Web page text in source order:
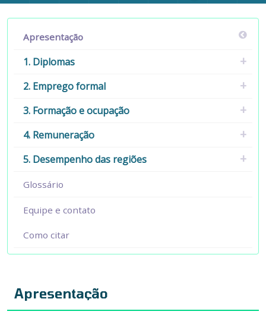
Apresentação
1. Diplomas
2. Emprego formal
3. Formação e ocupação
4. Remuneração
5. Desempenho das regiões
Glossário
Equipe e contato
Como citar
Apresentação